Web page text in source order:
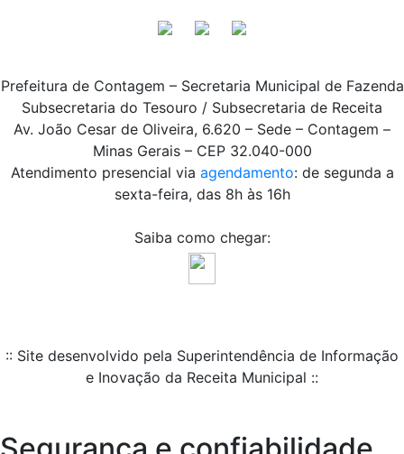
Prefeitura de Contagem – Secretaria Municipal de Fazenda
Subsecretaria do Tesouro / Subsecretaria de Receita
Av. João Cesar de Oliveira, 6.620 – Sede – Contagem –
Minas Gerais – CEP 32.040-000
Atendimento presencial via agendamento: de segunda a
sexta-feira, das 8h às 16h
Saiba como chegar:
:: Site desenvolvido pela Superintendência de Informação
e Inovação da Receita Municipal ::